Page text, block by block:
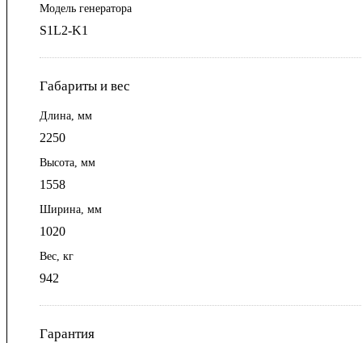
Модель генератора
S1L2-K1
Габариты и вес
Длина, мм
2250
Высота, мм
1558
Ширина, мм
1020
Вес, кг
942
Гарантия